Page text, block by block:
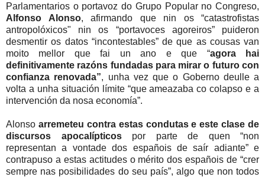
Parlamentarios o portavoz do Grupo Popular no Congreso,
Alfonso Alonso, afirmando que nin os “catastrofistas
antropolóxicos" nin os “portavoces agoreiros” puideron
desmentir os datos “incontestables” de que as cousas van
moito mellor que fai un ano e que “agora hai
definitivamente razóns fundadas para mirar o futuro con
confianza renovada”, unha vez que o Goberno deulle a
volta a unha situación límite “que ameazaba co colapso e a
intervención da nosa economía”.
Alonso arremeteu contra estas condutas e este clase de
discursos apocalípticospor parte de quen “non
representan a vontade dos españois de saír adiante” e
contrapuso a estas actitudes o mérito dos españois de “crer
sempre nas posibilidades do seu país”, algo que non todos